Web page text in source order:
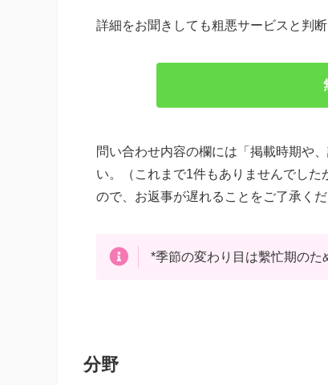
詳細をお聞きしても粗悪サービスと判
問い合わせ内容の欄には「掲載時期や
い。（これまで1件もありませんでし
ので、お返事が遅れることをご了承くだ
*季節の変わり目は繫忙期のた
分野